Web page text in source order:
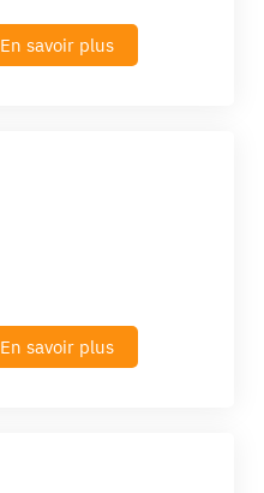
En savoir plus
En savoir plus